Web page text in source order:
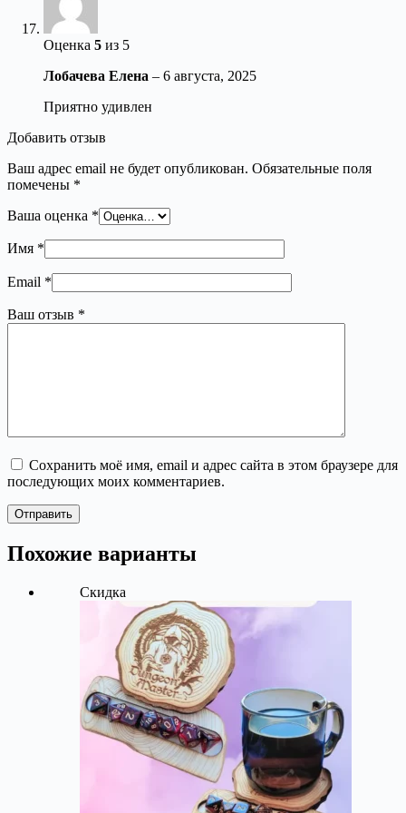
Оценка 5 из 5
Лобачева Елена – 6 августа, 2025
Приятно удивлен
Добавить отзыв
Ваш адрес email не будет опубликован. Обязательные поля
помечены *
Ваша оценка *
Имя *
Email *
Ваш отзыв *
Сохранить моё имя, email и адрес сайта в этом браузере для
последующих моих комментариев.
Отправить
Похожие варианты
Скидка